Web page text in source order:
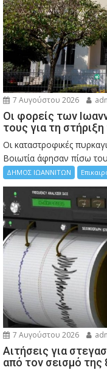
7 Αυγούστου 2026
Οι φορείς των
τους για τη
Οι καταστροφικές
Bοιωτία άφησαν πίσω
ΔΗΜΟΣ ΙΩΑΝΝΙΤΩΝ
7 Αυγούστου 2026
Αιτήσεις για
από τον σεισμό της